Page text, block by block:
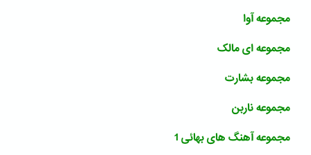
مجموعه آوا
مجموعه ای مالک
مجموعه بشارت
مجموعه ناربن
مجموعه آهنگ های بهائی 1